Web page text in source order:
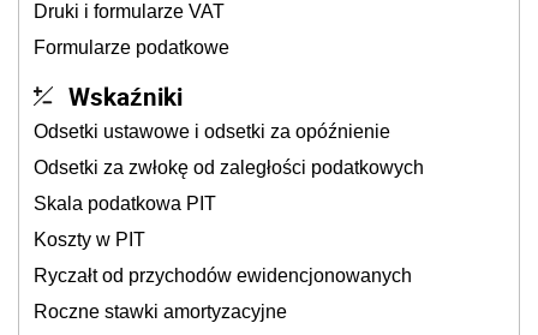
Druki i formularze VAT
Formularze podatkowe
Wskaźniki
Odsetki ustawowe i odsetki za opóźnienie
Odsetki za zwłokę od zaległości podatkowych
Skala podatkowa PIT
Koszty w PIT
Ryczałt od przychodów ewidencjonowanych
Roczne stawki amortyzacyjne